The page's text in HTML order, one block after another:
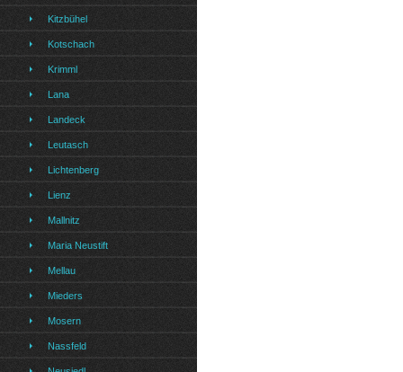
Kitzbühel
Kotschach
Krimml
Lana
Landeck
Leutasch
Lichtenberg
Lienz
Mallnitz
Maria Neustift
Mellau
Mieders
Mosern
Nassfeld